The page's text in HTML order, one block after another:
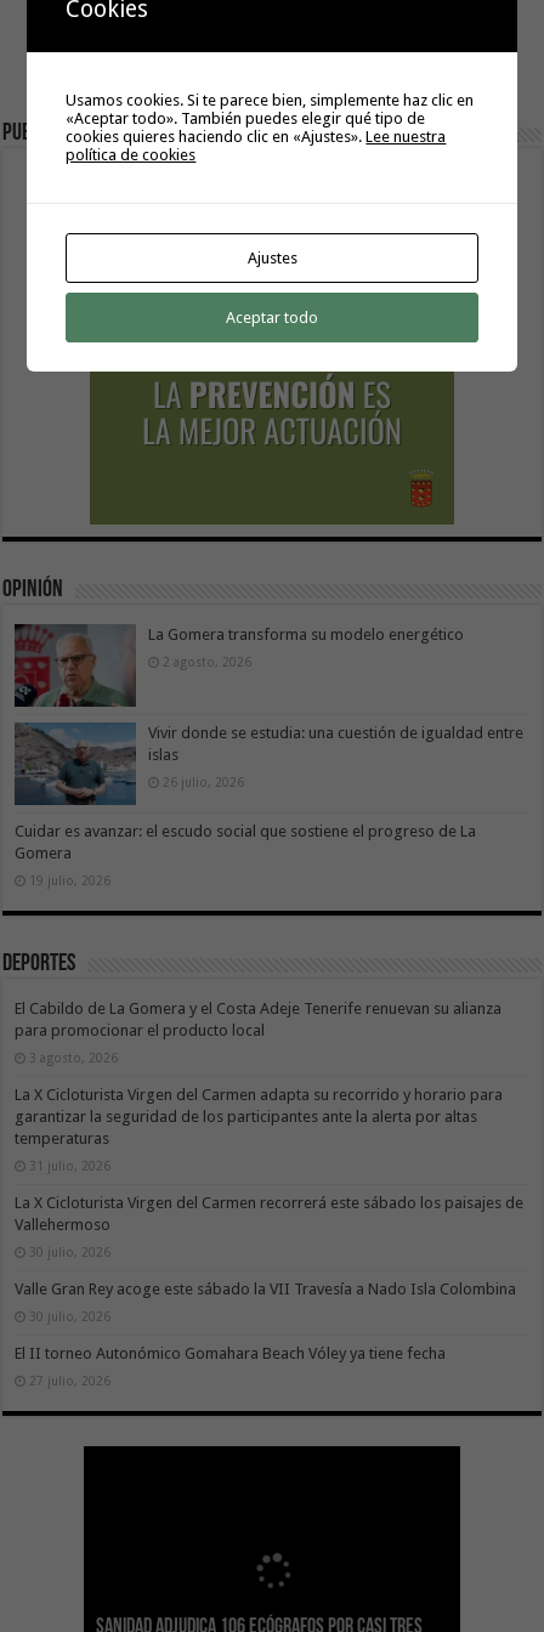
Publicidad
Opinión
La Gomera transforma su modelo energético
2 agosto, 2026
Vivir donde se estudia: una cuestión de igualdad entre
islas
26 julio, 2026
Cuidar es avanzar: el escudo social que sostiene el progreso de La
Gomera
19 julio, 2026
Deportes
El Cabildo de La Gomera y el Costa Adeje Tenerife renuevan su alianza
para promocionar el producto local
3 agosto, 2026
La X Cicloturista Virgen del Carmen adapta su recorrido y horario para
garantizar la seguridad de los participantes ante la alerta por altas
temperaturas
31 julio, 2026
La X Cicloturista Virgen del Carmen recorrerá este sábado los paisajes de
Vallehermoso
30 julio, 2026
Valle Gran Rey acoge este sábado la VII Travesía a Nado Isla Colombina
30 julio, 2026
El II torneo Autonómico Gomahara Beach Vóley ya tiene fecha
27 julio, 2026
Cookies
Usamos cookies. Si te parece bien, simplemente haz clic en
«Aceptar todo». También puedes elegir qué tipo de
cookies quieres haciendo clic en «Ajustes».Lee nuestra
política de cookies
Ajustes
Aceptar todo